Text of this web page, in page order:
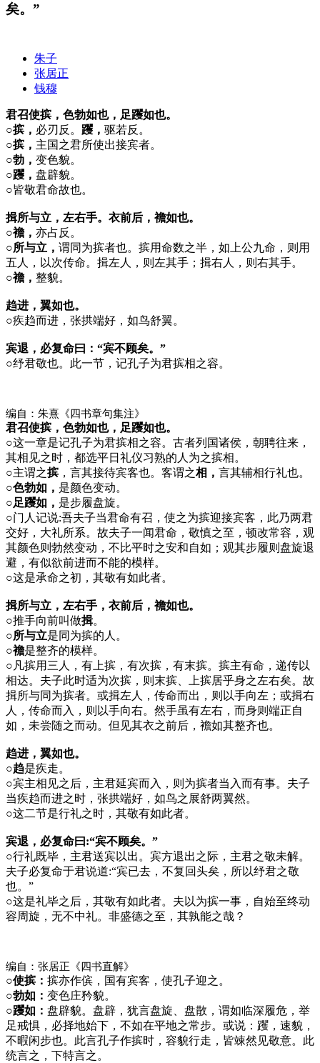
矣。”
朱子
张居正
钱穆
君召使摈，色勃如也，足躩如也。
○摈， 必刃反。 躩， 驱若反。
○摈， 主国之君所使出接宾者。
○勃， 变色貌。
○躩， 盘辟貌。
○皆敬君命故也。
揖所与立，左右手。衣前后，襜如也。
○襜， 亦占反。
○所与立， 谓同为摈者也。摈用命数之半，如上公九命，则用
五人，以次传命。揖左人，则左其手；揖右人，则右其手。
○襜， 整貌。
趋进，翼如也。
○疾趋而进，张拱端好，如鸟舒翼。
宾退，必复命曰：“宾不顾矣。”
○纾君敬也。此一节，记孔子为君摈相之容。
编自：朱熹《四书章句集注》
君召使摈，色勃如也，足躩如也。
○这一章是记孔子为君摈相之容。古者列国诸侯，朝聘往来，
其相见之时，都选平日礼仪习熟的人为之摈相。
○主谓之摈 ，言其接待宾客也。客谓之相， 言其辅相行礼也。
○色勃如， 是颜色变动。
○足躩如， 是步履盘旋。
○门人记说:吾夫子当君命有召，使之为摈迎接宾客，此乃两君
交好，大礼所系。故夫子一闻君命，敬慎之至，顿改常容，观
其颜色则勃然变动，不比平时之安和自如；观其步履则盘旋退
避，有似欲前进而不能的模样。
○这是承命之初，其敬有如此者。
揖所与立，左右手，衣前后，襜如也。
○推手向前叫做揖。
○所与立是同为摈的人。
○襜是整齐的模样。
○ 凡摈用三人，有上摈，有次摈，有末摈。摈主有命，递传以
相达。夫子此时适为次摈，则末摈、上摈居乎身之左右矣。故
揖所与同为摈者。或揖左人，传命而出，则以手向左；或揖右
人，传命而入，则以手向右。然手虽有左右，而身则端正自
如，未尝随之而动。但见其衣之前后，襜如其整齐也。
趋进，翼如也。
○趋是疾走。
○宾主相见之后，主君延宾而入，则为摈者当入而有事。夫子
当疾趋而进之时，张拱端好，如鸟之展舒两翼然。
○这二节是行礼之时，其敬有如此者。
宾退，必复命曰:“宾不顾矣。”
○行礼既毕，主君送宾以出。宾方退出之际，主君之敬未解。
夫子必复命于君说道:“宾已去，不复回头矣，所以纾君之敬
也。”
○这是礼毕之后，其敬有如此者。夫以为摈一事，自始至终动
容周旋，无不中礼。非盛德之至，其孰能之哉？
编自：张居正《四书直解》
○使摈： 摈亦作傧，国有宾客，使孔子迎之。
○勃如： 变色庄矜貌。
○躩如： 盘辟貌。盘辟，犹言盘旋、盘散，谓如临深履危，举
足戒惧，必择地始下，不如在平地之常步。或说：躩，速貌，
不暇闲步也。此言孔子作摈时，容貌行走，皆竦然见敬意。此
统言之，下特言之。